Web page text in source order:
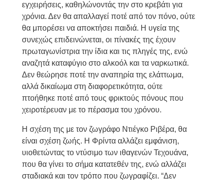
εγχειρήσεις, καθηλώνοντάς την στο κρεβάτι για
χρόνια. Δεν θα απαλλαγεί ποτέ από τον πόνο, ούτε
θα μπορέσει να αποκτήσει παιδιά. Η υγεία της
συνεχώς επιδεινώνεται, οι πίνακές της έχουν
πρωταγωνίστρια την ίδια και τις πληγές της, ενώ
αναζητά καταφύγιο στο αλκοόλ και τα ναρκωτικά.
Δεν θεώρησε ποτέ την αναπηρία της ελάττωμα,
αλλά δικαίωμα στη διαφορετικότητα, ούτε
πτοήθηκε ποτέ από τους φρικτούς πόνους που
χειροτέρευαν με το πέρασμα του χρόνου.
Η σχέση της με τον ζωγράφο Ντιέγκο Ριβέρα, θα
είναι σχέση ζωής. Η Φρίντα αλλάζει εμφάνιση,
υιοθετώντας το ντύσιμο των ιθαγενών Τεχουάνα,
που θα γίνει το σήμα κατατεθέν της, ενώ αλλάζει
σταδιακά και τον τρόπο που ζωγραφίζει. “Δεν